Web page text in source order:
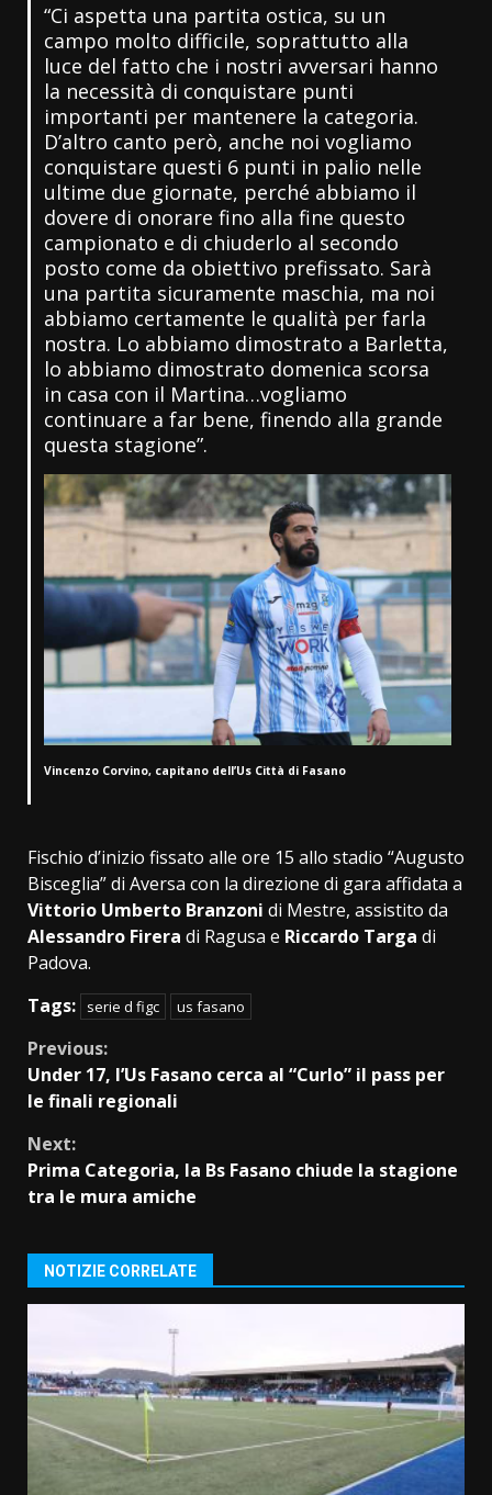
“Ci aspetta una partita ostica, su un
campo molto difficile, soprattutto alla
luce del fatto che i nostri avversari hanno
la necessità di conquistare punti
importanti per mantenere la categoria.
D’altro canto però, anche noi vogliamo
conquistare questi 6 punti in palio nelle
ultime due giornate, perché abbiamo il
dovere di onorare fino alla fine questo
campionato e di chiuderlo al secondo
posto come da obiettivo prefissato. Sarà
una partita sicuramente maschia, ma noi
abbiamo certamente le qualità per farla
nostra. Lo abbiamo dimostrato a Barletta,
lo abbiamo dimostrato domenica scorsa
in casa con il Martina…vogliamo
continuare a far bene, finendo alla grande
questa stagione”.
Vincenzo Corvino, capitano dell’Us Città di Fasano
Fischio d’inizio fissato alle ore 15 allo stadio “Augusto
Bisceglia” di Aversa con la direzione di gara affidata a
Vittorio Umberto Branzoni di Mestre, assistito da
Alessandro Firera di Ragusa e Riccardo Targa di
Padova.
Tags:
serie d figc us fasano
Continue
Reading
Previous:
Under 17, l’Us Fasano cerca al “Curlo” il pass per
le finali regionali
Next:
Prima Categoria, la Bs Fasano chiude la stagione
tra le mura amiche
NOTIZIE CORRELATE